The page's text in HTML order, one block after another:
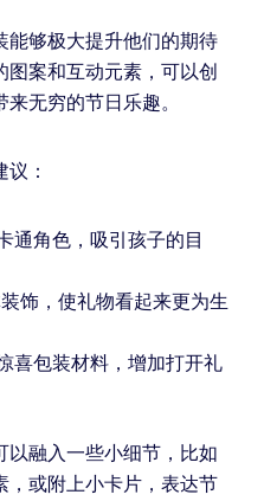
能够极大提升他们的期待
图案和互动元素，可以创
无穷的节日乐趣。
：
通角色，吸引孩子的目
饰，使礼物看起来更为生
喜包装材料，增加打开礼
以融入一些小细节，比如
，或附上小卡片，表达节